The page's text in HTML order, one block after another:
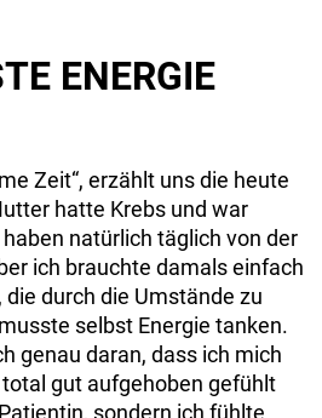
ENERGIE
Zeit“, erzählt uns die heute
hatte Krebs und war
natürlich täglich von der
ich brauchte da­mals einfach
durch die Umstände zu
selbst Energie tanken.
genau daran, dass ich mich
gut aufgehoben gefühlt
sondern ich fühlte